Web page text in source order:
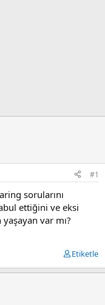
#1
sorularını
ettiğini ve eksi
var mı?
Etiketle